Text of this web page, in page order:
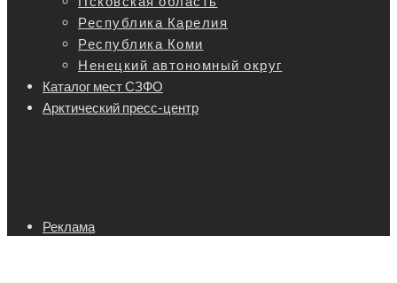
Республика Карелия
Республика Коми
Ненецкий автономный округ
Каталог мест СЗФО
Арктический пресс-центр
Реклама